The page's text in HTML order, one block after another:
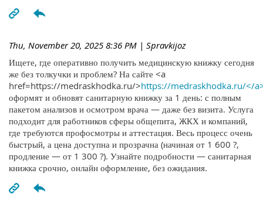
Thu, November 20, 2025 8:36 PM | Spravkijoz
Ищете, где оперативно получить медицинскую книжку сегодня
же без толкучки и проблем? На сайте <a
href=https://medraskhodka.ru/>https://medraskhodka.ru/</
оформят и обновят санитарную книжку за 1 день: с полным
пакетом анализов и осмотром врача — даже без визита. Услуга
подходит для работников сферы общепита, ЖКХ и компаний,
где требуются профосмотры и аттестация. Весь процесс очень
быстрый, а цена доступна и прозрачна (начиная от 1 600 ?,
продление — от 1 300 ?). Узнайте подробности — санитарная
книжка срочно, онлайн оформление, без ожидания.